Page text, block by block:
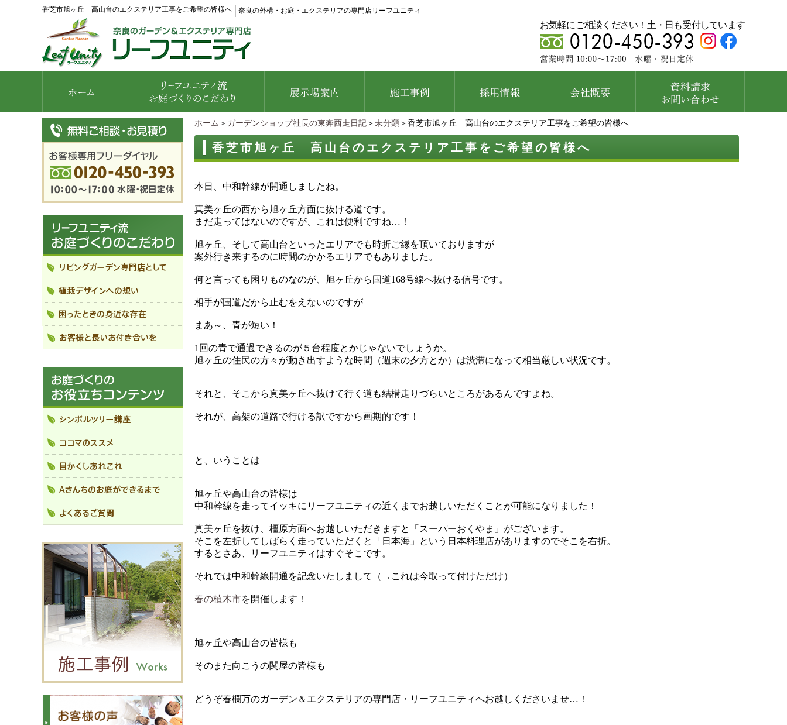
香芝市旭ヶ丘 高山台のエクステリア工事をご希望の皆様へ 奈良の外構・お庭・エクステリアの専門店リーフユニティ
お気軽にご相談ください！土・日も受付しています
ホーム ＞ ガーデンショップ社長の東奔西走日記 ＞ 未分類 ＞香芝市旭ヶ丘 高山台のエクステリア工事をご希望の皆様へ
香芝市旭ヶ丘 高山台のエクステリア工事をご希望の皆様へ
本日、中和幹線が開通しましたね。
真美ヶ丘の西から旭ヶ丘方面に抜ける道です。
まだ走ってはないのですが、これは便利ですね…！
旭ヶ丘、そして高山台といったエリアでも時折ご縁を頂いておりますが
案外行き来するのに時間のかかるエリアでもありました。
何と言っても困りものなのが、旭ヶ丘から国道168号線へ抜ける信号です。
相手が国道だから止むをえないのですが
まあ～、青が短い！
1回の青で通過できるのが５台程度とかじゃないでしょうか。
旭ヶ丘の住民の方々が動き出すような時間（週末の夕方とか）は渋滞になって相当厳しい状況です。
それと、そこから真美ヶ丘へ抜けて行く道も結構走りづらいところがあるんですよね。
それが、高架の道路で行ける訳ですから画期的です！
と、いうことは
旭ヶ丘や高山台の皆様は
中和幹線を走ってイッキにリーフユニティの近くまでお越しいただくことが可能になりました！
真美ヶ丘を抜け、橿原方面へお越しいただきますと「スーパーおくやま」がございます。
そこを左折してしばらく走っていただくと「日本海」という日本料理店がありますのでそこを右折。
するとさあ、リーフユニティはすぐそこです。
それでは中和幹線開通を記念いたしまして（→これは今取って付けただけ）
春の植木市を開催します！
旭ヶ丘や高山台の皆様も
そのまた向こうの関屋の皆様も
どうぞ春欄万のガーデン＆エクステリアの専門店・リーフユニティへお越しくださいませ…！